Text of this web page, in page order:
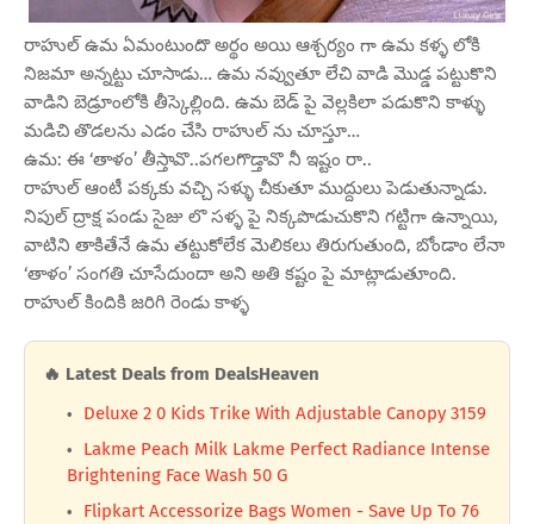
రాహుల్ ఉమ ఏమంటుందొ అర్థం అయి ఆశ్చర్యం గా ఉమ కళ్ళ లోకి
నిజమా అన్నట్టు చూసాడు… ఉమ నవ్వుతూ లేచి వాడి మొడ్డ పట్టుకొని
వాడిని బెడ్రూంలోకి తీస్కెల్లింది. ఉమ బెడ్ పై వెల్లకిలా పడుకొని కాళ్ళు
మడిచి తొడలను ఎడం చేసి రాహుల్ ను చూస్తూ…
ఉమ: ఈ ‘తాళం’ తీస్తావొ..పగలగొడ్తావొ నీ ఇష్టం రా..
రాహుల్ ఆంటీ పక్కకు వచ్చి సళ్ళు చీకుతూ ముద్దులు పెడుతున్నాడు.
నిపుల్ ద్రాక్ష పండు సైజు లొ సళ్ళ పై నిక్కపొడుచుకొని గట్టిగా ఉన్నాయి,
వాటిని తాకితేనే ఉమ తట్టుకోలేక మెలికలు తిరుగుతుంది, బోండాం లేనా
‘తాళం’ సంగతి చూసేదుందా అని అతి కష్టం పై మాట్లాడుతూంది.
రాహుల్ కిందికి జరిగి రెండు కాళ్ళ
🔥 Latest Deals from DealsHeaven
Deluxe 2 0 Kids Trike With Adjustable Canopy 3159
Lakme Peach Milk Lakme Perfect Radiance Intense
Brightening Face Wash 50 G
Flipkart Accessorize Bags Women - Save Up To 76